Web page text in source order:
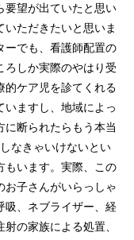
要望が出ていたと思い
いただきたいと思いま
ーでも、看護師配置の
ろしか実際のやはり受
的ケア児を診てくれる
いますし、地域によっ
に断られたらもう本当
なきゃいけないとい
もいます。実際、この
お子さんがいらっしゃ
吸、ネブライザー、経
の家族による処置、